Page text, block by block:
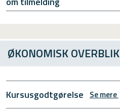
ØKONOMISK OVERBLIK
Kursusgodtgørelse Se mere